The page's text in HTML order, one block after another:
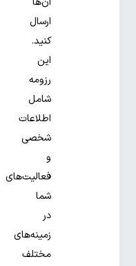
ارسال
کنید.
این
رزومه
شامل
اطلاعات
شخصی
و
فعالیت‌های
شما
در
زمینه‌های
مختلف